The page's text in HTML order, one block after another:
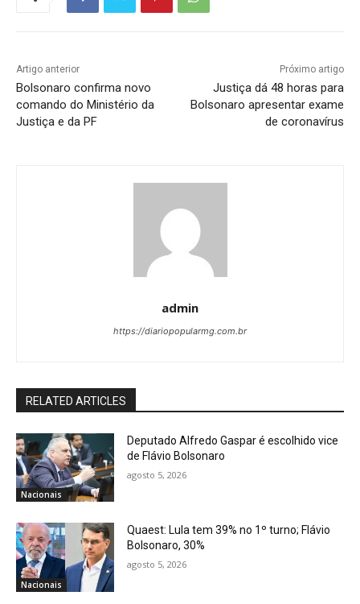
Artigo anterior
Bolsonaro confirma novo
comando do Ministério da
Justiça e da PF
Próximo artigo
Justiça dá 48 horas para
Bolsonaro apresentar exame
de coronavírus
admin
https://diariopopularmg.com.br
RELATED ARTICLES
Nacionais
Deputado Alfredo Gaspar é escolhido vice
de Flávio Bolsonaro
agosto 5, 2026
Nacionais
Quaest: Lula tem 39% no 1º turno; Flávio
Bolsonaro, 30%
agosto 5, 2026